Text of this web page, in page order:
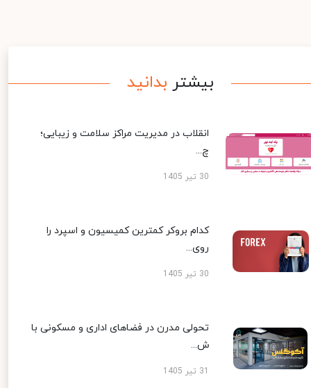
بیشتر بدانید
انقلاب در مدیریت مراکز سلامت و زیبایی؛
چ...
30 تیر 1405
کدام بروکر کمترین کمیسیون و اسپرد را
روی...
30 تیر 1405
تحولی مدرن در فضاهای اداری و مسکونی با
ش...